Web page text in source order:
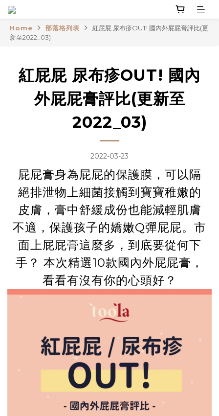
Home 部落格列表
紅屁屁 尿布疹OUT! 國內外屁屁膏評比(更
新至2022_03)
紅屁屁 尿布疹OUT! 國內
外屁屁膏評比(更新至
2022_03)
2022-03-23
屁屁膏身為屁屁的保護膜，可以隔
絕排泄物上細菌接觸到寶寶稚嫩的
皮膚，膏中舒緩成份也能減輕肌膚
不適，保護孩子的嬌嫩Q彈屁屁。市
面上屁屁膏這麼多，到底要從何下
手？ 本次精選10款國內外屁屁膏，
看看有沒有你的心頭好？